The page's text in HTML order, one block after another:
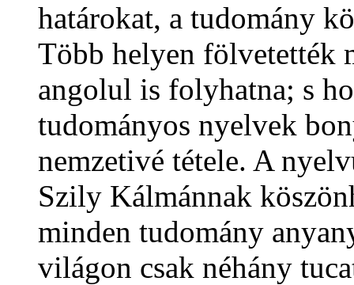
határokat, a tudomány
Több helyen fölvetették
angolul is folyhatna; s
tudományos nyelvek
nemzetivé tétele. A
Szily Kálmánnak
minden tudomány
világon csak néhány